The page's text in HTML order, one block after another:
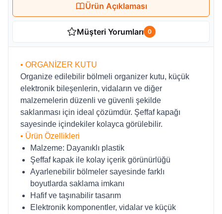
Ürün Açıklaması
Müşteri Yorumları 0
• ORGANİZER KUTU
Organize edilebilir bölmeli organizer kutu, küçük
elektronik bileşenlerin, vidaların ve diğer
malzemelerin düzenli ve güvenli şekilde
saklanması için ideal çözümdür. Şeffaf kapağı
sayesinde içindekiler kolayca görülebilir.
• Ürün Özellikleri
Malzeme: Dayanıklı plastik
Şeffaf kapak ile kolay içerik görünürlüğü
Ayarlenebilir bölmeler sayesinde farklı
boyutlarda saklama imkanı
Hafif ve taşınabilir tasarım
Elektronik komponentler, vidalar ve küçük